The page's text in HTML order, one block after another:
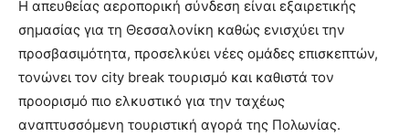
Η απευθείας αεροπορική σύνδεση είναι εξαιρετικής
σημασίας για τη Θεσσαλονίκη καθώς ενισχύει την
προσβασιμότητα, προσελκύει νέες ομάδες επισκεπτών,
τονώνει τον city break τουρισμό και καθιστά τον
προορισμό πιο ελκυστικό για την ταχέως
αναπτυσσόμενη τουριστική αγορά της Πολωνίας.